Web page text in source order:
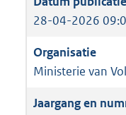
28-04-2026
Ministerie van